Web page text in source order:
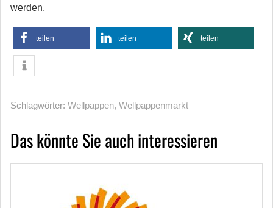
werden.
teilen teilen teilen
Schlagwörter: Wellpappen, Wellpappenmarkt
Das könnte Sie auch interessieren